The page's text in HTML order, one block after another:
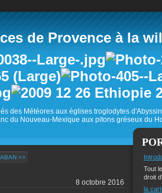
de Provence à la
des Météores aux églises troglodytes
du Nouveau-Mexique aux pitons gréseux du
>>
8 octobre 2016
Tout
droit
la